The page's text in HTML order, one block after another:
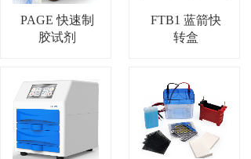
PAGE 快速制
胶试剂
FTB1 蓝箭快
转盒